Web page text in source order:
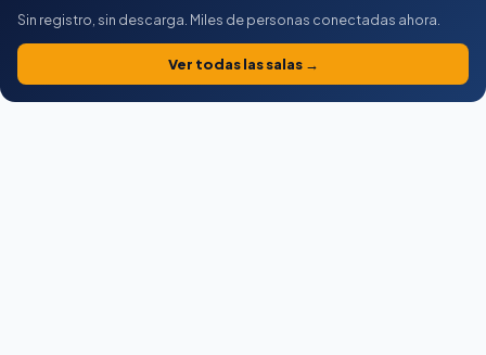
Sin registro, sin descarga. Miles de personas conectadas ahora.
Ver todas las salas →